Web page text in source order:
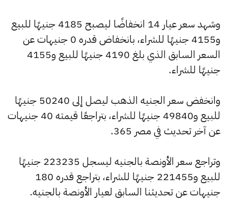
وشهد سعر عيار 14 انخفاضًا ليصبح 4185 جنيهًا للبيع
و4155 جنيهًا للشراء، بانخفاض قدره 0 جنيهات عن
السعر السابق الذي بلغ 4190 جنيهًا للبيع و4155
جنيهًا للشراء.
وانخفض سعر الجنيه الذهب ليصل إلى 50240 جنيهًا
للبيع و49840 جنيهًا للشراء، بتراجعًا قيمته 40 جنيهات
عن آخر تحديث في مصر 365.
وتراجع سعر الأونصة بالجنيه ليسجل 223235 جنيهًا
للبيع و221455 جنيهًا للشراء، بتراجع قدره 180
جنيهات عن تحديثنا السابق لعيار الأونصة بالجنيه.